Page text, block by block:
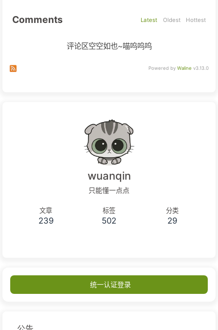
Comments Latest Oldest Hottest
评论区空空如也~喵呜呜呜
Subscribe to comments of this site
Powered by Waline v3.13.0
wuanqin
只能懂一点点
文章
239
标签
502
分类
29
统一认证登录